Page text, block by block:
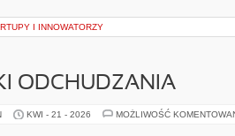
I INNOWATORZY
ODCHUDZANIA
KWI - 21 - 2026 MOŻLIWOŚĆ